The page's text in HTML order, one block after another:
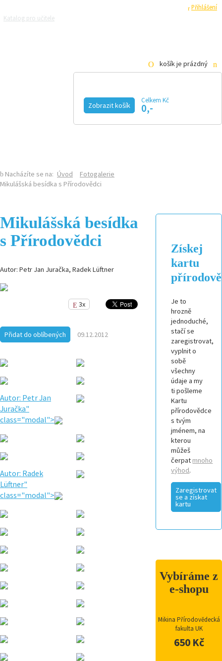
Přihlášení
Katalog pro učitele
košík je prázdný
Zobrazit košík
Celkem Kč
0,-
Nacházíte se na: Úvod
Fotogalerie
Mikulášská besídka s Přírodovědci
Mikulášská besídka
s Přírodovědci
Autor: Petr Jan Juračka, Radek Lüftner
3x
Přidat do oblíbených 09.12.2012
Autor: Petr Jan
Juračka"
class="modal">
Autor: Radek
Lüftner"
class="modal">
Získej
kartu
Je to
hrozně
jednoduché,
stačí se
zaregistrovat,
vyplnit o
sobě
všechny
údaje a my
ti pošleme
Kartu
přírodovědce
s tvým
jménem, na
kterou
můžeš
čerpat mnoho
výhod.
Zaregistrovat
se a získat
kartu
Vybíráme z
e-shopu
Mikina Přírodovědecká
fakulta UK
650 Kč